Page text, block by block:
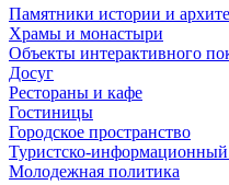
Памятники истории и
Храмы и монастыри
Объекты интерактивного
Досуг
Рестораны и кафе
Гостиницы
Городское пространство
Туристско-
Молодежная политика